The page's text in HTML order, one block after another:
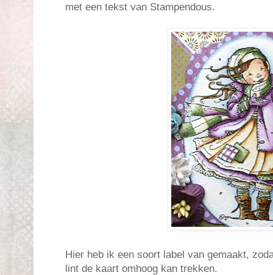
met een tekst van Stampendous.
Hier heb ik een soort label van gemaakt,
lint de kaart omhoog kan trekken.